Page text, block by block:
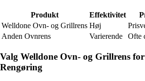
Produkt Effektivitet
Welldone Ovn- og Grillrens Høj
Anden Ovnrens
Varierende Ofte
Valg Welldone Ovn- og Grillrens
Rengøring